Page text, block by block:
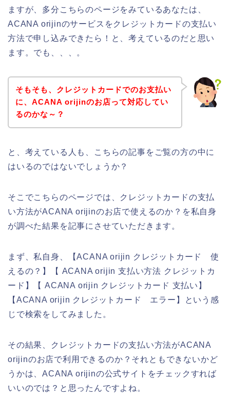
ますが、多分こちらのページをみているあなたは、
ACANA orijinのサービスをクレジットカードの支払い
方法で申し込みできたら！と、考えているのだと思い
ます。でも、、、。
そもそも、クレジットカードでのお支払い
に、ACANA orijinのお店って対応してい
るのかな～？
と、考えている人も、こちらの記事をご覧の方の中に
はいるのではないでしょうか？
そこでこちらのページでは、クレジットカードの支払
い方法がACANA orijinのお店で使えるのか？を私自身
が調べた結果を記事にさせていただきます。
まず、私自身、【ACANA orijin クレジットカード 使
えるの？】【 ACANA orijin 支払い方法 クレジットカ
ード】【 ACANA orijin クレジットカード 支払い】
【ACANA orijin クレジットカード エラー】という感
じで検索をしてみました。
その結果、クレジットカードの支払い方法がACANA
orijinのお店で利用できるのか？それともできないかど
うかは、ACANA orijinの公式サイトをチェックすれば
いいのでは？と思ったんですよね。